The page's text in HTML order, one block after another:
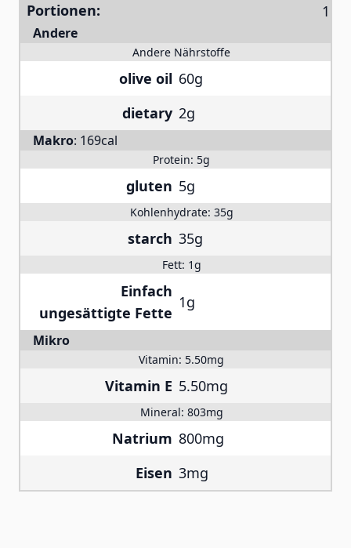
Portionen:
Andere
Andere Nährstoffe
olive oil 60g
dietary 2g
Makro: 169cal
Protein: 5g
gluten 5g
Kohlenhydrate: 35g
starch 35g
Fett: 1g
Einfach
ungesättigte Fette
1g
Mikro
Vitamin: 5.50mg
Vitamin E 5.50mg
Mineral: 803mg
Natrium 800mg
Eisen 3mg